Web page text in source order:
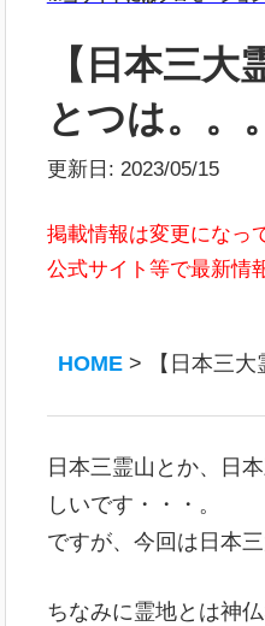
【日本三
とつは。。。
更新日: 2023/05/15
掲載情報は変更になっ
公式サイト等で最新情
HOME> 【日本三
日本三霊山とか、日
しいです・・・。
ですが、今回は日本
ちなみに霊地とは神